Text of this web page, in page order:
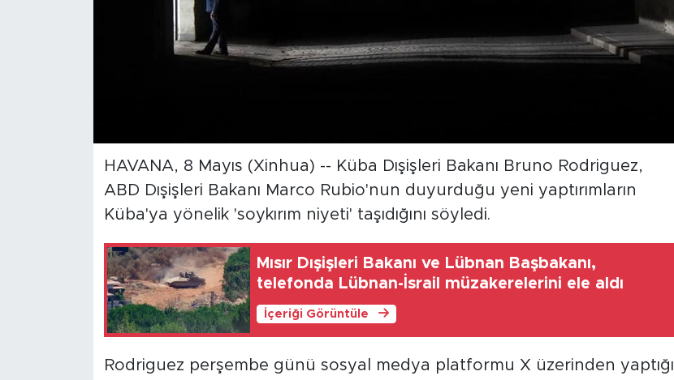
HAVANA, 8 Mayıs (Xinhua) -- Küba Dışişleri Bakanı Bruno Rodriguez,
ABD Dışişleri Bakanı Marco Rubio'nun duyurduğu yeni yaptırımların
Küba'ya yönelik 'soykırım niyeti' taşıdığını söyledi.
Mısır Dışişleri Bakanı ve Lübnan Başbakanı,
telefonda Lübnan-İsrail müzakerelerini ele aldı
İçeriği Görüntüle
Rodriguez perşembe günü sosyal medya platformu X üzerinden yaptığı